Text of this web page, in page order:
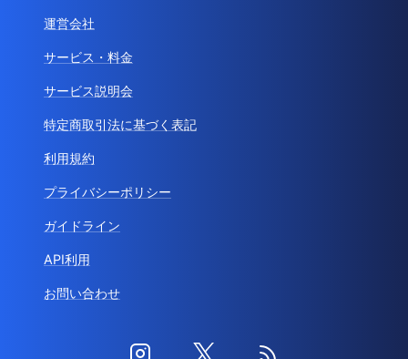
運営会社
サービス・料金
サービス説明会
特定商取引法に基づく表記
利用規約
プライバシーポリシー
ガイドライン
API利用
お問い合わせ